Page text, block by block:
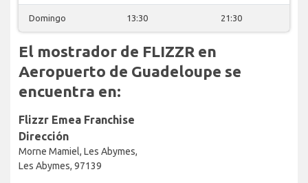
Domingo 13:30 21:30
El mostrador de FLIZZR en
Aeropuerto de Guadeloupe se
encuentra en:
Flizzr Emea Franchise
Dirección
Morne Mamiel, Les Abymes,
Les Abymes, 97139